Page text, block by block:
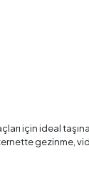
için ideal
gezinme,